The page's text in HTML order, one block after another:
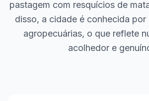
pastagem com resquícios de
disso, a cidade é conhecida por
agropecuárias, o que reflete
acolhedor e